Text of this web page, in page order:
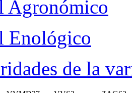
Agronómico
Enológico
de la